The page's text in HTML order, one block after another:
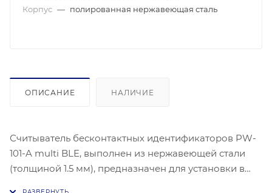
Корпус — полированная нержавеющая сталь
ОПИСАНИЕ НАЛИЧИЕ
Считыватель бесконтактных идентификаторов PW-
101-A multi BLE, выполнен из нержавеющей стали
(толщиной 1.5 мм), предназначен для установки в